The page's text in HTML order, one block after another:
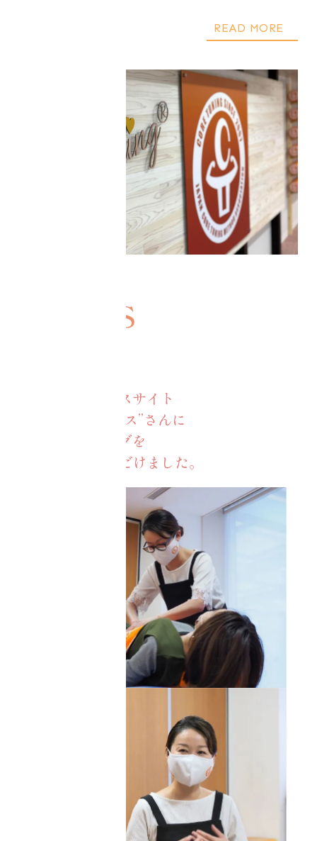
READ MORE
総合情報ニュースサイト
“マイナビニュース”さんに
コアチューニングを
取り上げていただけました。